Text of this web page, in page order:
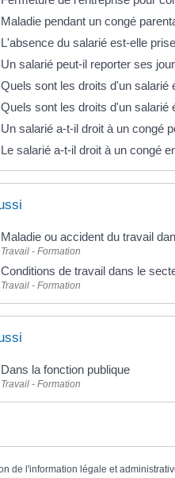
Maladie pendant un congé
L'absence du salarié est-elle
Un salarié peut-il reporter ses
Quels sont les droits d'un salarié
Quels sont les droits d'un salarié
Un salarié a-t-il droit à un congé
Le salarié a-t-il droit à un congé
Maladie ou accident du travail
Travail - Formation
Conditions de travail dans le
Travail - Formation
Dans la fonction publique
Travail - Formation
de l'information légale et